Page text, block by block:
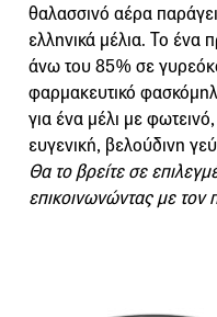
θαλασσινό αέρα
ελληνικά μέλια. Το ένα
άνω του 85% σε
φαρμακευτικό
για ένα μέλι με
ευγενική, βελούδινη
Θα το βρείτε σε
επικοινωνώντας με τον